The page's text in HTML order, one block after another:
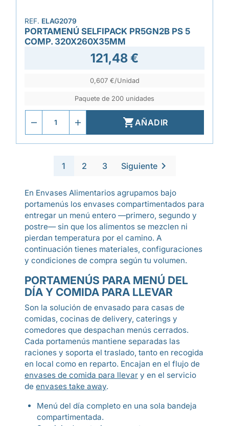
REF. ELAG2079
PORTAMENÚ SELFIPACK PR5GN2B PS 5
COMP. 320X260X35MM
121,48 €
0,607 €/Unidad
Paquete de 200 unidades
AÑADIR
1 2 3 Siguiente
En Envases Alimentarios agrupamos bajo
portamenús los envases compartimentados para
entregar un menú entero —primero, segundo y
postre— sin que los alimentos se mezclen ni
pierdan temperatura por el camino. A
continuación tienes materiales, configuraciones
y condiciones de compra según tu volumen.
PORTAMENÚS PARA MENÚ DEL
DÍA Y COMIDA PARA LLEVAR
Son la solución de envasado para casas de
comidas, cocinas de delivery, caterings y
comedores que despachan menús cerrados.
Cada portamenús mantiene separadas las
raciones y soporta el traslado, tanto en recogida
en local como en reparto. Encajan en el flujo de
envases de comida para llevar y en el servicio
de envases take away.
Menú del día completo en una sola bandeja
compartimentada.